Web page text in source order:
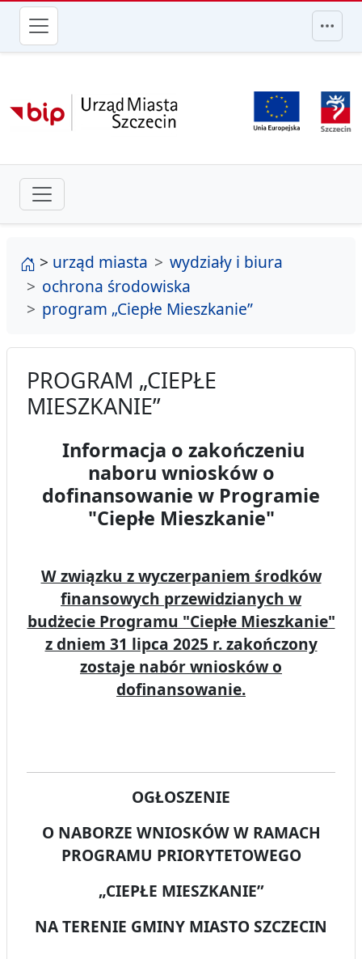
przejdź do głównego menu
strona główna
> urząd miasta
wydziały i biura
ochrona środowiska
program „Ciepłe Mieszkanie”
PROGRAM „CIEPŁE
MIESZKANIE”
Informacja o zakończeniu
naboru wniosków o
dofinansowanie w Programie
"Ciepłe Mieszkanie"
W związku z wyczerpaniem środków
finansowych przewidzianych w
budżecie Programu "Ciepłe Mieszkanie"
z dniem 31 lipca 2025 r. zakończony
zostaje nabór wniosków o
dofinansowanie.
OGŁOSZENIE
O NABORZE WNIOSKÓW W RAMACH
PROGRAMU PRIORYTETOWEGO
„CIEPŁE MIESZKANIE”
NA TERENIE GMINY MIASTO SZCZECIN